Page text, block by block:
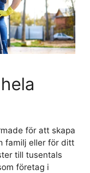
för att skapa
familj eller för ditt
till tusentals
företag i